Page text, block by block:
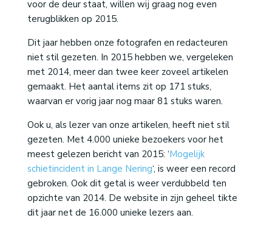
voor de deur staat, willen wij graag nog even
terugblikken op 2015.
Dit jaar hebben onze fotografen en redacteuren
niet stil gezeten. In 2015 hebben we, vergeleken
met 2014, meer dan twee keer zoveel artikelen
gemaakt. Het aantal items zit op 171 stuks,
waarvan er vorig jaar nog maar 81 stuks waren.
Ook u, als lezer van onze artikelen, heeft niet stil
gezeten. Met 4.000 unieke bezoekers voor het
meest gelezen bericht van 2015: ‘Mogelijk
schietincident in Lange Nering‘, is weer een record
gebroken. Ook dit getal is weer verdubbeld ten
opzichte van 2014. De website in zijn geheel tikte
dit jaar net de 16.000 unieke lezers aan.